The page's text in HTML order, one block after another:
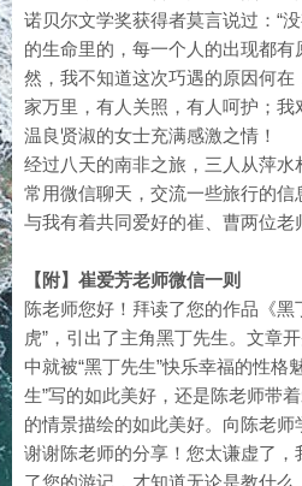
诺贝尔文学奖获得者莫言说过：“
的生命里的，每一个人的出现都有
然，我不知道这次巧遇的原因何
家万里，有人关照，有人呵护；
温良贤淑的女士充满感激之情！
经过八天的南非之旅，三人从萍
常用微信聊天，交流一些旅行的信
与我有着共同爱好的崔、曹两位老
【附】崔爱芳老师微信一则
陈老师您好！拜读了您的作品《黑
虎”，引出了主角黑丁先生。文章
中就被“黑丁先生”快乐幸福的性格
生”写的如此美好，还是陈老师带
的情景描绘的如此美好。向陈老师
谢谢陈老师的分享！您太谦虚了
了您的游记，才知道无论是教什